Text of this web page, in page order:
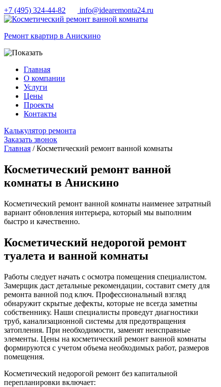
+7 (495) 324-44-82 info@idearemonta24.ru
Ремонт квартир в Анискино
Главная
О компании
Услуги
Цены
Проекты
Контакты
Калькулятор ремонта
Заказать звонок
Главная / Косметический ремонт ванной комнаты
Косметический ремонт ванной
комнаты в Анискино
Косметический ремонт ванной комнаты наименее затратный
вариант обновления интерьера, который мы выполним
быстро и качественно.
Косметический недорогой ремонт
туалета и ванной комнаты
Работы следует начать с осмотра помещения специалистом.
Замерщик даст детальные рекомендации, составит смету для
ремонта ванной под ключ. Профессиональный взгляд
обнаружит скрытые дефекты, которые не всегда заметны
собственнику. Наши специалисты проведут диагностики
труб, канализационной системы для предотвращения
затопления. При необходимости, заменят неисправные
элементы. Цены на косметический ремонт ванной комнаты
формируются с учетом объема необходимых работ, размеров
помещения.
Косметический недорогой ремонт без капитальной
перепланировки включает: